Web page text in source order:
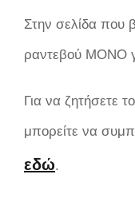
Στην σελίδα που
ραντεβού ΜΟΝΟ
Για να ζητήσετε
μπορείτε να
εδώ.